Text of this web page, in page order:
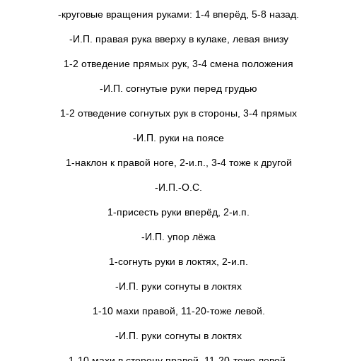
-круговые вращения руками: 1-4 вперёд, 5-8 назад.
-И.П. правая рука вверху в кулаке, левая внизу
1-2 отведение прямых рук, 3-4 смена положения
-И.П. согнутые руки перед грудью
1-2 отведение согнутых рук в стороны, 3-4 прямых
-И.П. руки на поясе
1-наклон к правой ноге, 2-и.п., 3-4 тоже к другой
-И.П.-О.С.
1-присесть руки вперёд, 2-и.п.
-И.П. упор лёжа
1-согнуть руки в локтях, 2-и.п.
-И.П. руки согнуты в локтях
1-10 махи правой, 11-20-тоже левой.
-И.П. руки согнуты в локтях